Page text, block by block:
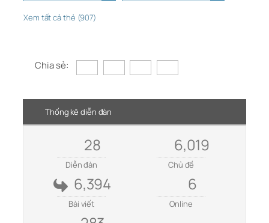
Xem tất cả thẻ (907)
Chia sẻ:
Thống kê diễn đàn
28
Diễn đàn
6,019
Chủ đề
6,394
Bài viết
6
Online